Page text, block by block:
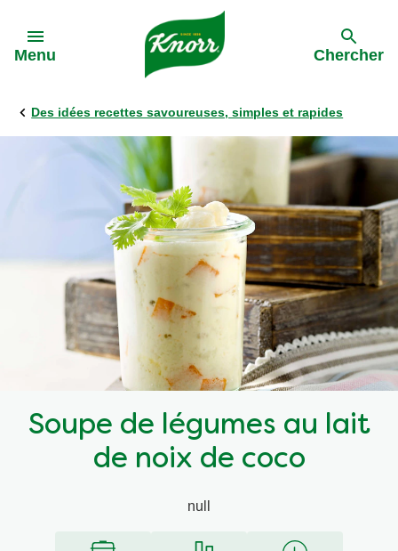
Menu Chercher
Des idées recettes savoureuses, simples et rapides
Soupe de légumes au lait
de noix de coco
null